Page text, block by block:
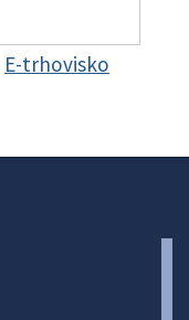
E-trhovisko